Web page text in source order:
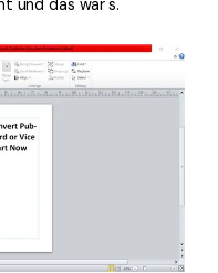
und das war's.